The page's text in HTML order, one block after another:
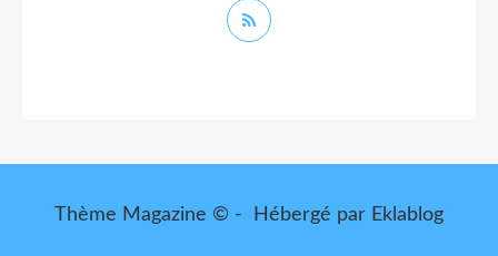
Thème Magazine © - Hébergé par Eklablog